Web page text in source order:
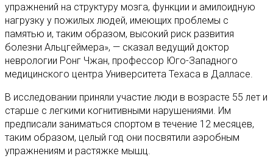
упражнений на структуру мозга, функции и амилоидную
нагрузку у пожилых людей, имеющих проблемы с
памятью и, таким образом, высокий риск развития
болезни Альцгеймера», — сказал ведущий доктор
неврологии Ронг Чжан, профессор Юго-Западного
медицинского центра Университета Техаса в Далласе.
В исследовании приняли участие люди в возрасте 55 лет и
старше с легкими когнитивными нарушениями. Им
предписали заниматься спортом в течение 12 месяцев,
таким образом, целый год они посвятили аэробным
упражнениям и растяжке мышц.